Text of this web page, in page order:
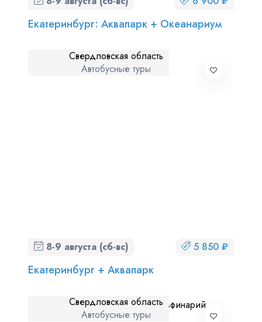
Екатеринбург: Аквапарк + Океанариум
Свердловская область
Автобусные туры
8-9 августа (сб-вс) 5 850 ₽
Екатеринбург + Аквапарк
Свердловская область
Автобусные туры